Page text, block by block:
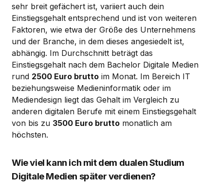
sehr breit gefächert ist, variiert auch dein
Einstiegsgehalt entsprechend und ist von weiteren
Faktoren, wie etwa der Größe des Unternehmens
und der Branche, in dem dieses angesiedelt ist,
abhängig. Im Durchschnitt beträgt das
Einstiegsgehalt nach dem Bachelor Digitale Medien
rund 2500 Euro brutto im Monat. Im Bereich IT
beziehungsweise Medieninformatik oder im
Mediendesign liegt das Gehalt im Vergleich zu
anderen digitalen Berufe mit einem Einstiegsgehalt
von bis zu 3500 Euro brutto monatlich am
höchsten.
Wie viel kann ich mit dem dualen Studium
Digitale Medien später verdienen?